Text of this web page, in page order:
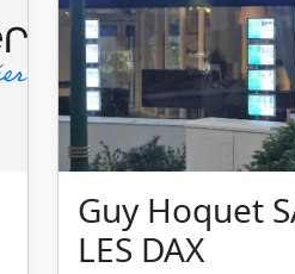
Guy Hoquet
LES DAX